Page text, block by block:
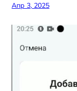
Апр 3, 2025